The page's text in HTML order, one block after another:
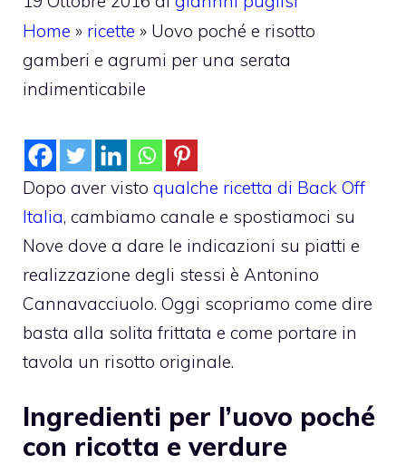
Home » ricette » Uovo poché e risotto
gamberi e agrumi per una serata
indimenticabile
Dopo aver visto qualche ricetta di Back Off
Italia, cambiamo canale e spostiamoci su
Nove dove a dare le indicazioni su piatti e
realizzazione degli stessi è Antonino
Cannavacciuolo. Oggi scopriamo come dire
basta alla solita frittata e come portare in
tavola un risotto originale.
Ingredienti per l’uovo poché
con ricotta e verdure